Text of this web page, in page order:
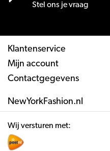
Stel ons je vraag
Klantenservice
Mijn account
Contactgegevens
NewYorkFashion.nl
Wij versturen met: